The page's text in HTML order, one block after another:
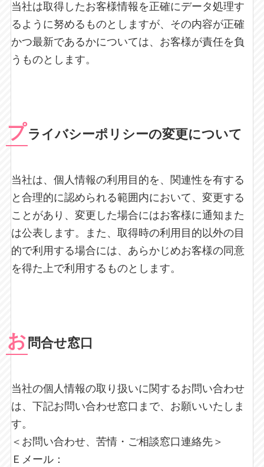
当社は取得したお客様情報を正確にデータ処理す
るように努めるものとしますが、その内容が正確
かつ最新であるかについては、お客様が責任を負
うものとします。
プライバシーポリシーの変更について
当社は、個人情報の利用目的を、関連性を有する
と合理的に認められる範囲内において、変更する
ことがあり、変更した場合にはお客様に通知また
は公表します。また、取得時の利用目的以外の目
的で利用する場合には、あらかじめお客様の同意
を得た上で利用するものとします。
お 問合せ窓口
当社の個人情報の取り扱いに関するお問い合わせ
は、下記お問い合わせ窓口まで、お願いいたしま
す。
＜お問い合わせ、苦情・ご相談窓口連絡先＞
Ｅメール：